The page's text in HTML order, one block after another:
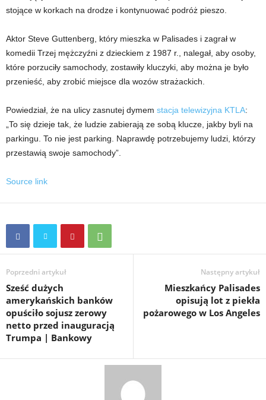
stojące w korkach na drodze i kontynuować podróż pieszo.
Aktor Steve Guttenberg, który mieszka w Palisades i zagrał w
komedii Trzej mężczyźni z dzieckiem z 1987 r., nalegał, aby osoby,
które porzuciły samochody, zostawiły kluczyki, aby można je było
przenieść, aby zrobić miejsce dla wozów strażackich.
Powiedział, że na ulicy zasnutej dymem stacja telewizyjna KTLA:
„To się dzieje tak, że ludzie zabierają ze sobą klucze, jakby byli na
parkingu. To nie jest parking. Naprawdę potrzebujemy ludzi, którzy
przestawią swoje samochody”.
Source link
Poprzedni artykuł
Sześć dużych
amerykańskich banków
opuściło sojusz zerowy
netto przed inauguracją
Trumpa | Bankowy
Następny artykuł
Mieszkańcy Palisades
opisują lot z piekła
pożarowego w Los Angeles